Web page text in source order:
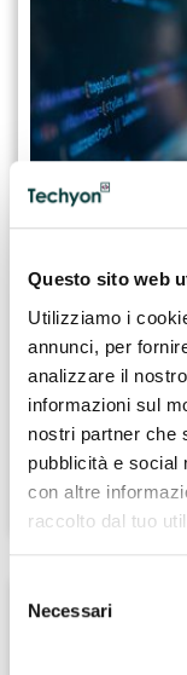
Questo sito web
Utilizziamo i
annunci, per
analizzare il
informazioni sul
nostri partner che
pubblicità e social
con altre
raccolto dal tuo
delNecessari
07.09.2023
Cosa fa un
skill
Il Software
a capo di un
CONTINUA A